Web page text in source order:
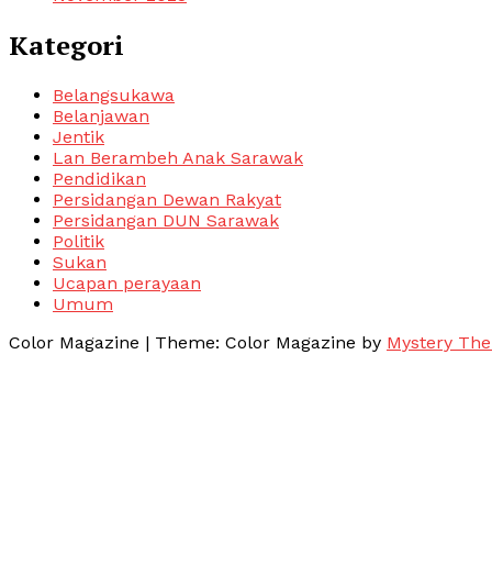
Kategori
Belangsukawa
Belanjawan
Jentik
Lan Berambeh Anak Sarawak
Pendidikan
Persidangan Dewan Rakyat
Persidangan DUN Sarawak
Politik
Sukan
Ucapan perayaan
Umum
Color Magazine | Theme: Color Magazine by Mystery